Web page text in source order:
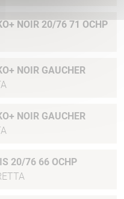
NOIR 20/76 71 OCHP
NOIR GAUCHER
NOIR GAUCHER
20/76 66 OCHP